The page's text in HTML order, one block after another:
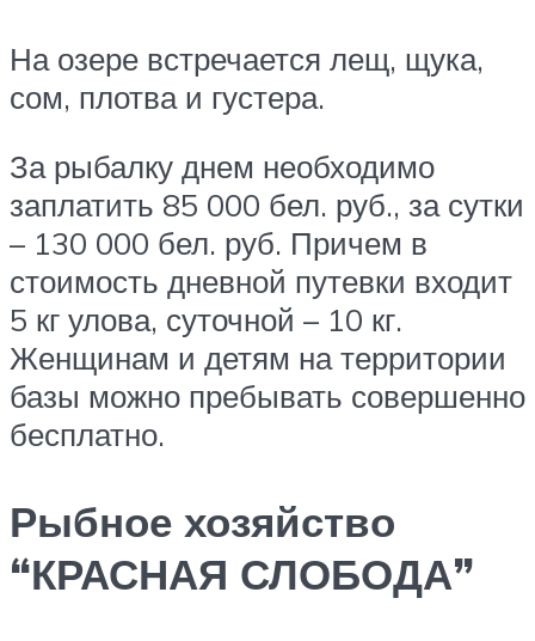
На озере встречается лещ, щука,
сом, плотва и густера.
За рыбалку днем необходимо
заплатить 85 000 бел. руб., за сутки
– 130 000 бел. руб. Причем в
стоимость дневной путевки входит
5 кг улова, суточной – 10 кг.
Женщинам и детям на территории
базы можно пребывать совершенно
бесплатно.
Рыбное хозяйство
“КРАСНАЯ СЛОБОДА”